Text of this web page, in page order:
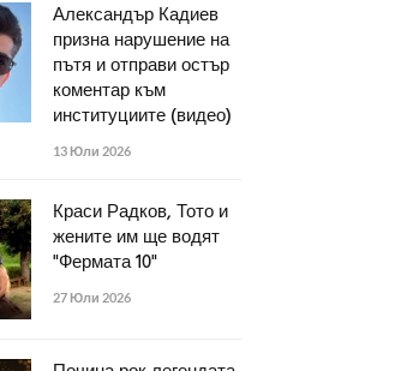
Александър Кадиев
призна нарушение на
пътя и отправи остър
коментар към
институциите (видео)
13 Юли 2026
Краси Радков, Тото и
жените им ще водят
"Фермата 10"
27 Юли 2026